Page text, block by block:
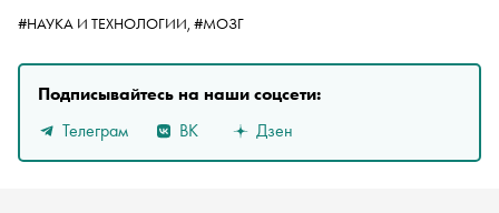
#НАУКА И ТЕХНОЛОГИИ, #МОЗГ
Подписывайтесь на наши соцсети:
Телеграм
ВК Дзен